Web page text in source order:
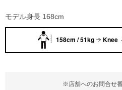
※店舗へのお問合せ
モデル身長 168cm
158cm / 51kg Knee